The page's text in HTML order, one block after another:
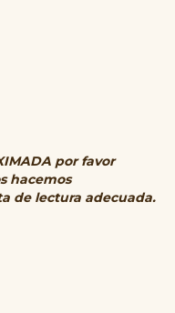
por favor
hacemos
de lectura adecuada.